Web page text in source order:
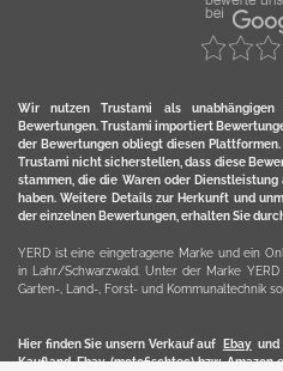
Wir nutzen Trustami als
Bewertungen. Trustami importiert
der Bewertungen obliegt diesen
Trustami nicht sicherstellen, dass diese
stammen, die die Waren oder
haben. Weitere Details zur Herkunft und
der einzelnen Bewertungen, erhalten Sie
YERD ist eine eingetragene Marke und ein
in Lahr/Schwarzwald. Unter der Marke
Garten-, Land-, Forst- und Kommunaltechnik
Hier finden Sie unsern Verkauf auf Ebayund
Kaufland, Ebay (motofischtec) bzw.